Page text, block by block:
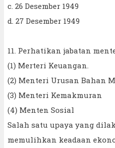
c. 26 Desember 1949
d. 27 Desember 1949
11. Perhatikan jabatan
(1) Merteri Keuangan.
(2) Menteri Urusan Bahan
(3) Menteri Kemakmuran
(4) Menten Sosial
Salah satu upaya yang
memulihkan keadaan